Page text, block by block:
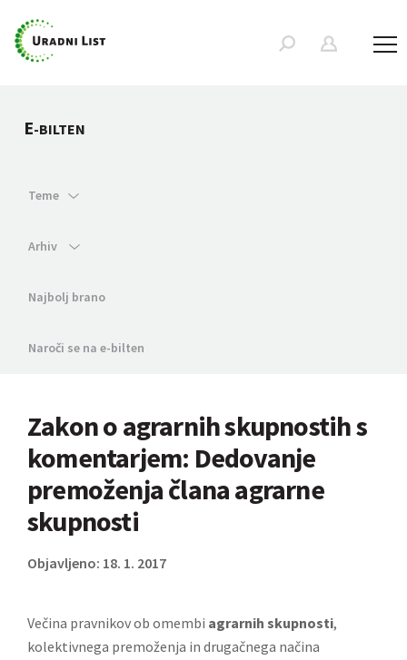
E-BILTEN
Teme
Arhiv
Najbolj brano
Naroči se na e-bilten
Zakon o agrarnih skupnostih s
komentarjem: Dedovanje
premoženja člana agrarne
skupnosti
Objavljeno: 18. 1. 2017
Večina pravnikov ob omembi agrarnih skupnosti,
kolektivnega premoženja in drugačnega načina